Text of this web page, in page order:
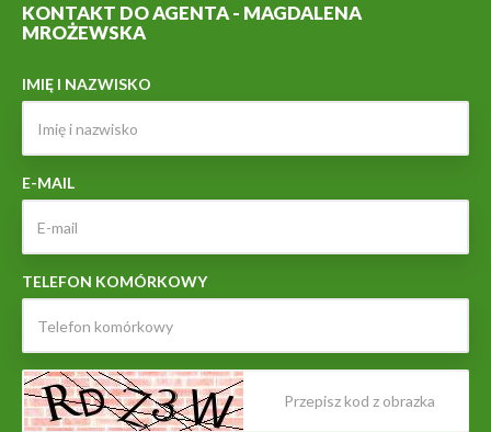
KONTAKT DO AGENTA - MAGDALENA
MROŻEWSKA
IMIĘ I NAZWISKO
E-MAIL
TELEFON KOMÓRKOWY